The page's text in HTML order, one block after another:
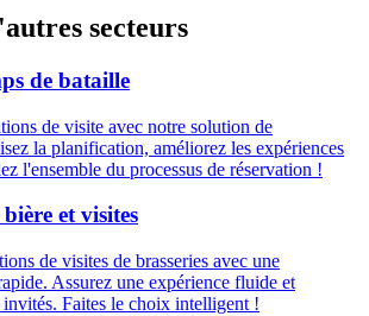
secteurs
de bataille
de visite avec notre solution de
la planification, améliorez les expériences
l'ensemble du processus de réservation !
et visites
de visites de brasseries avec une
Assurez une expérience fluide et
Faites le choix intelligent !